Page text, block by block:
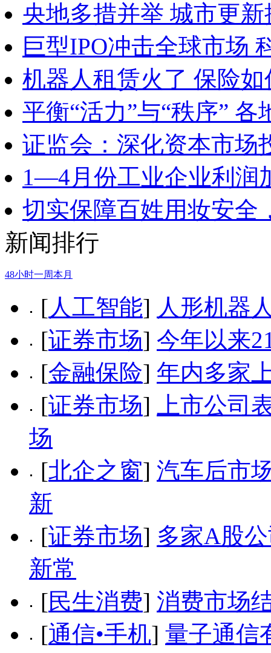
央地多措并举 城市更新
巨型IPO冲击全球市场
机器人租赁火了 保险
平衡“活力”与“秩序”
证监会：深化资本市场
1—4月份工业企业利润
切实保障百姓用妆安全
新闻排行
48小时一周本月
[人工智能] 人形机器
[证券市场] 今年以来
[金融保险] 年内多家
[证券市场]
上市公司
场
[北企之窗] 汽车后市
新
[证券市场] 多家A股
新常
[民生消费] 消费市场
[通信•手机] 量子通信